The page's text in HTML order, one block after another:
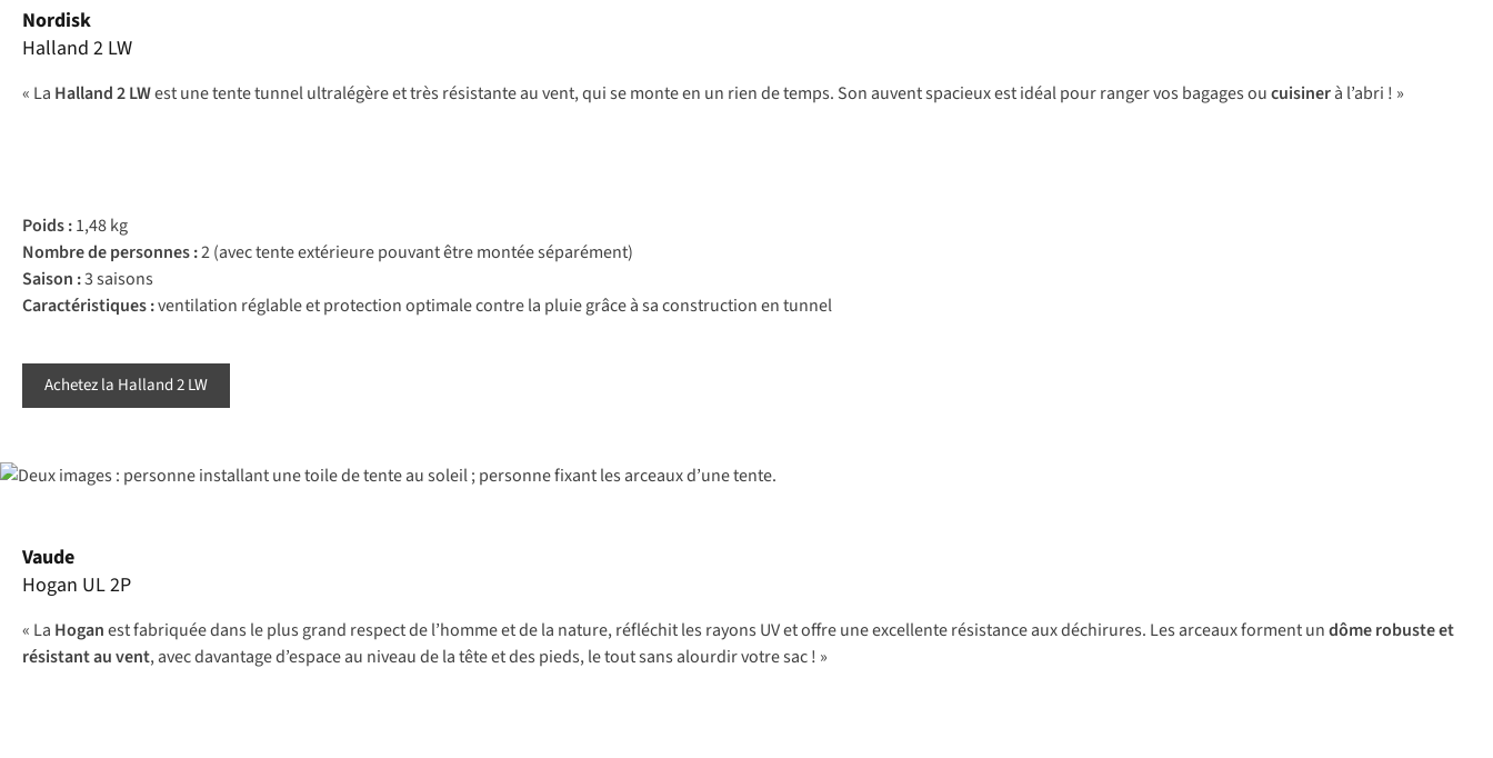
Nordisk
Halland 2 LW
« La Halland 2 LWest une tente tunnel ultralégère et très résistante au vent, qui se monte en un rien de temps. Son auvent spacieux est idéal pour ranger vos bagages oucuisinerà l’abri ! »
Poids :1,48 kg
Nombre de personnes :2 (avec tente extérieure pouvant être montée séparément)
Saison :3 saisons
Caractéristiques :ventilation réglable et protection optimale contre la pluie grâce à sa construction en tunnel
Achetez la Halland 2 LW
Vaude
Hogan UL 2P
« La Hoganest fabriquée dans le plus grand respect de l’homme et de la nature, réfléchit les rayons UV et offre une excellente résistance aux déchirures. Les arceaux forment undôme robuste et
résistant au vent, avec davantage d’espace au niveau de la tête et des pieds, le tout sans alourdir votre sac ! »